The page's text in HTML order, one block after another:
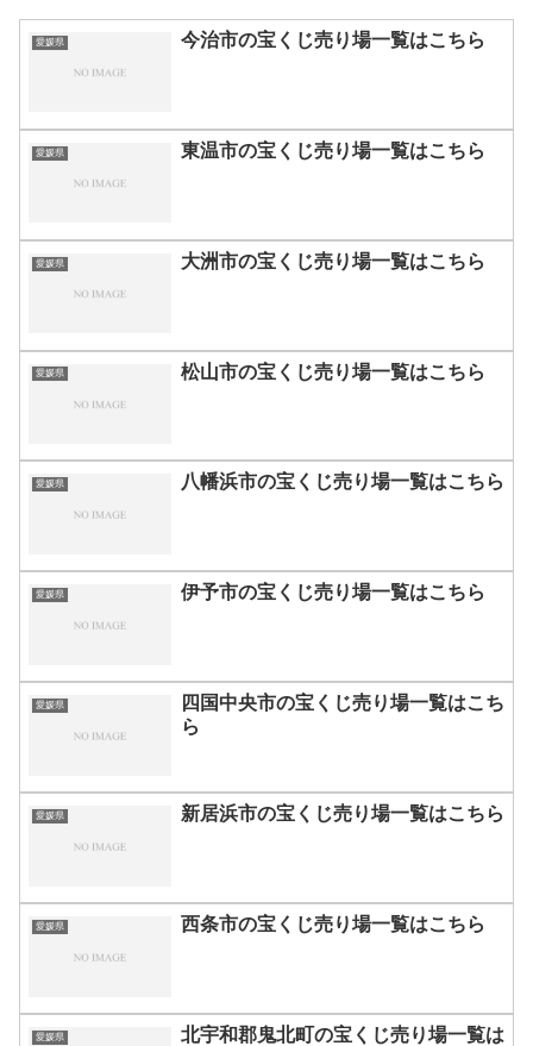
愛媛県 今治市の宝くじ売り場一覧はこちら
愛媛県 東温市の宝くじ売り場一覧はこちら
愛媛県 大洲市の宝くじ売り場一覧はこちら
愛媛県 松山市の宝くじ売り場一覧はこちら
愛媛県 八幡浜市の宝くじ売り場一覧はこちら
愛媛県 伊予市の宝くじ売り場一覧はこちら
愛媛県
四国中央市の宝くじ売り場一覧はこち
ら
愛媛県 新居浜市の宝くじ売り場一覧はこちら
愛媛県 西条市の宝くじ売り場一覧はこちら
愛媛県
北宇和郡鬼北町の宝くじ売り場一覧は